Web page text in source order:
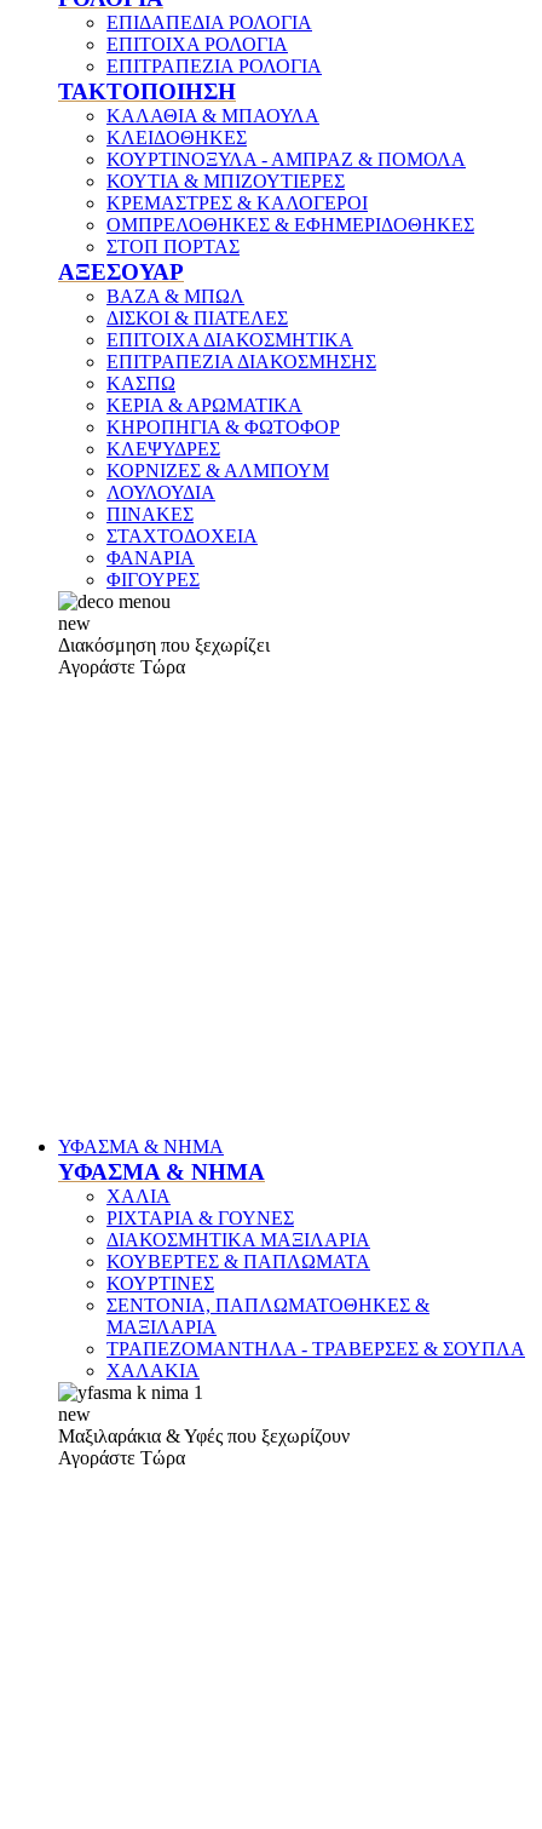
ΕΠΙΔΑΠΕΔΙΑ ΡΟΛΟΓΙΑ
ΕΠΙΤΟΙΧΑ ΡΟΛΟΓΙΑ
ΕΠΙΤΡΑΠΕΖΙΑ ΡΟΛΟΓΙΑ
ΤΑΚΤΟΠΟΙΗΣΗ
ΚΑΛΑΘΙΑ & ΜΠΑΟΥΛΑ
ΚΛΕΙΔΟΘΗΚΕΣ
ΚΟΥΡΤΙΝΟΞΥΛΑ - ΑΜΠΡΑΖ & ΠΟΜΟΛΑ
ΚΟΥΤΙΑ & ΜΠΙΖΟΥΤΙΕΡΕΣ
ΚΡΕΜΑΣΤΡΕΣ & ΚΑΛΟΓΕΡΟΙ
ΟΜΠΡΕΛΟΘΗΚΕΣ & ΕΦΗΜΕΡΙΔΟΘΗΚΕΣ
ΣΤΟΠ ΠΟΡΤΑΣ
ΑΞΕΣΟΥΑΡ
ΒΑΖΑ & ΜΠΩΛ
ΔΙΣΚΟΙ & ΠΙΑΤΕΛΕΣ
ΕΠΙΤΟΙΧΑ ΔΙΑΚΟΣΜΗΤΙΚΑ
ΕΠΙΤΡΑΠΕΖΙΑ ΔΙΑΚΟΣΜΗΣΗΣ
ΚΑΣΠΩ
ΚΕΡΙΑ & ΑΡΩΜΑΤΙΚΑ
ΚΗΡΟΠΗΓΙΑ & ΦΩΤΟΦΟΡ
ΚΛΕΨΥΔΡΕΣ
ΚΟΡΝΙΖΕΣ & ΑΛΜΠΟΥΜ
ΛΟΥΛΟΥΔΙΑ
ΠΙΝΑΚΕΣ
ΣΤΑΧΤΟΔΟΧΕΙΑ
ΦΑΝΑΡΙΑ
ΦΙΓΟΥΡΕΣ
new
Διακόσμηση που ξεχωρίζει
Αγοράστε Τώρα
ΥΦΑΣΜΑ & ΝΗΜΑ
ΥΦΑΣΜΑ & ΝΗΜΑ
ΧΑΛΙΑ
ΡΙΧΤΑΡΙΑ & ΓΟΥΝΕΣ
ΔΙΑΚΟΣΜΗΤΙΚΑ ΜΑΞΙΛΑΡΙΑ
ΚΟΥΒΕΡΤΕΣ & ΠΑΠΛΩΜΑΤΑ
ΚΟΥΡΤΙΝΕΣ
ΣΕΝΤΟΝΙΑ, ΠΑΠΛΩΜΑΤΟΘΗΚΕΣ &
ΜΑΞΙΛΑΡΙΑ
ΤΡΑΠΕΖΟΜΑΝΤΗΛΑ - ΤΡΑΒΕΡΣΕΣ & ΣΟΥΠΛΑ
ΧΑΛΑΚΙΑ
new
Μαξιλαράκια & Υφές που ξεχωρίζουν
Αγοράστε Τώρα